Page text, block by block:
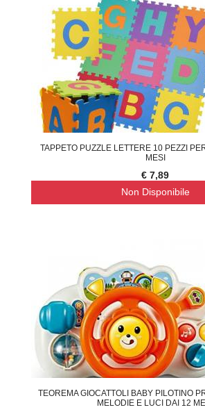
TAPPETO PUZZLE LETTERE 10 PEZZI
MESI
€ 7,89
Non Disponibile
TEOREMA GIOCATTOLI BABY PILOTINO
MELODIE E LUCI DAI 12